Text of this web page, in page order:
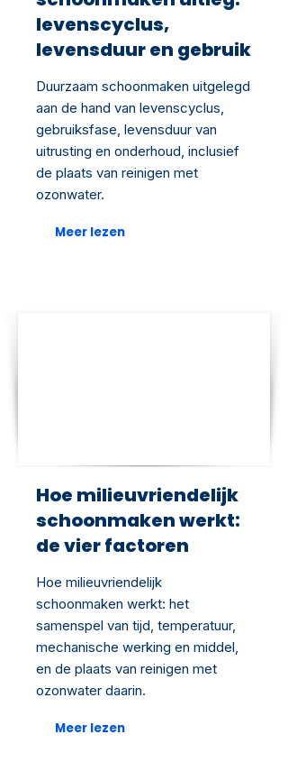
levenscyclus,
levensduur en gebruik
Duurzaam schoonmaken uitgelegd
aan de hand van levenscyclus,
gebruiksfase, levensduur van
uitrusting en onderhoud, inclusief
de plaats van reinigen met
ozonwater.
Meer lezen
Hoe milieuvriendelijk
schoonmaken werkt:
de vier factoren
Hoe milieuvriendelijk
schoonmaken werkt: het
samenspel van tijd, temperatuur,
mechanische werking en middel,
en de plaats van reinigen met
ozonwater daarin.
Meer lezen